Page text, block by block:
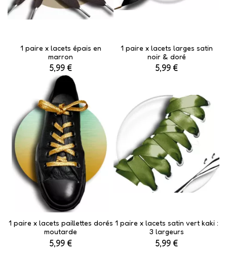
1 paire x lacets épais en
marron
5,99 €
1 paire x lacets larges satin
noir & doré
5,99 €
1 paire x lacets paillettes dorés
moutarde
5,99 €
1 paire x lacets satin vert kaki :
3 largeurs
5,99 €